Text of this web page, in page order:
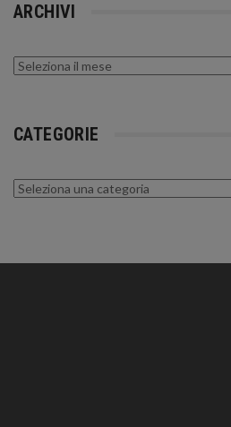
ARCHIVI
Archivi
CATEGORIE
Categorie